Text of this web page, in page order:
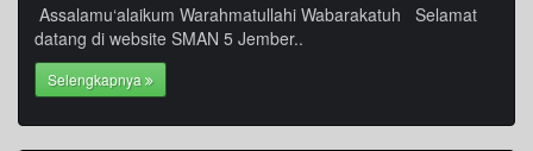
Assalamu‘alaikum Warahmatullahi Wabarakatuh Selamat
datang di website SMAN 5 Jember..
Selengkapnya